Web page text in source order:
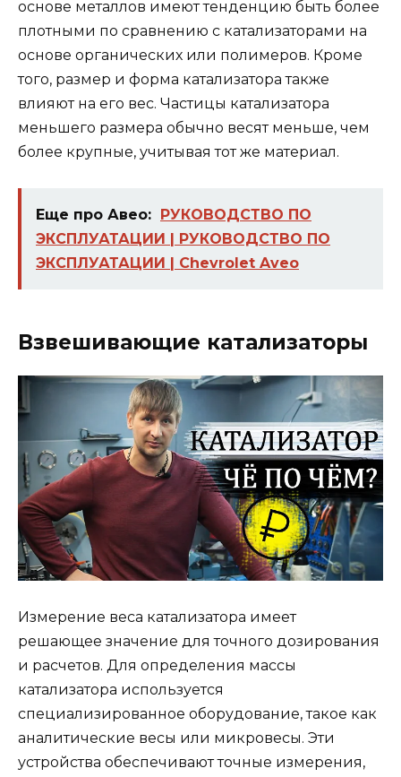
основе металлов имеют тенденцию быть более
плотными по сравнению с катализаторами на
основе органических или полимеров. Кроме
того, размер и форма катализатора также
влияют на его вес. Частицы катализатора
меньшего размера обычно весят меньше, чем
более крупные, учитывая тот же материал.
Еще про Авео:
РУКОВОДСТВО ПО
ЭКСПЛУАТАЦИИ | РУКОВОДСТВО ПО
ЭКСПЛУАТАЦИИ | Chevrolet Aveo
Взвешивающие катализаторы
Измерение веса катализатора имеет
решающее значение для точного дозирования
и расчетов. Для определения массы
катализатора используется
специализированное оборудование, такое как
аналитические весы или микровесы. Эти
устройства обеспечивают точные измерения,